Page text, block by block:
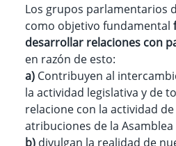
Los grupos parlamentarios
como objetivo fundamental
desarrollar relaciones con
en razón de esto:
a) Contribuyen al
la actividad legislativa y de
relacione con la actividad
atribuciones de la Asamblea
b) divulgan la realidad de